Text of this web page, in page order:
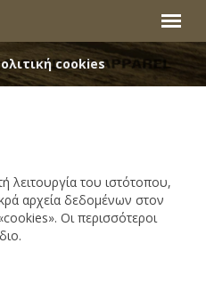
cookies
λειτουργία του ιστότοπου,
αρχεία δεδομένων στον
Οι περισσότεροι